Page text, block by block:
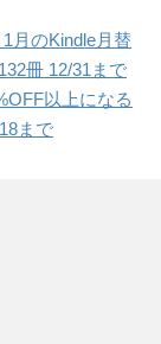
1月のKindle月替
冊 12/31まで
以上になる
まで